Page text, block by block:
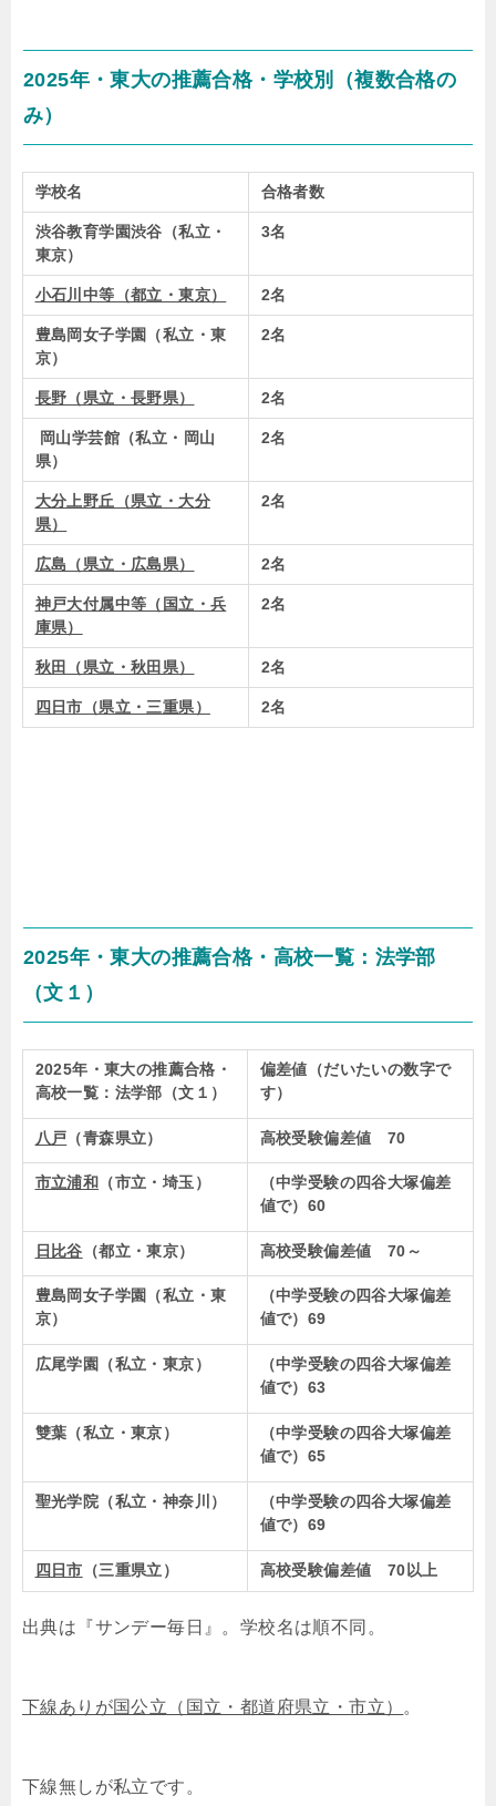
2025年・東大の推薦合格・学校別（複数合格の
み）
学校名 合格者数
渋谷教育学園渋谷（私立・
東京）
3名
小石川中等（都立・東京） 2名
豊島岡女子学園（私立・東
京）
2名
長野（県立・長野県） 2名
岡山学芸館（私立・岡山
県）
2名
大分上野丘（県立・大分
県）
2名
広島（県立・広島県） 2名
神戸大付属中等（国立・兵
庫県）
2名
秋田（県立・秋田県） 2名
四日市（県立・三重県） 2名
2025年・東大の推薦合格・高校一覧：法学部
（文１）
2025年・東大の推薦合格・
高校一覧：法学部（文１）
偏差値（だいたいの数字で
す）
八戸 （青森県立） 高校受験偏差値 70
市立浦和 （市立・埼玉）
（中学受験の四谷大塚偏差
値で）60
日比谷 （都立・東京） 高校受験偏差値 70～
豊島岡女子学園（私立・東
京）
（中学受験の四谷大塚偏差
値で）69
広尾学園（私立・東京）
（中学受験の四谷大塚偏差
値で）63
雙葉（私立・東京）
（中学受験の四谷大塚偏差
値で）65
聖光学院（私立・神奈川）
（中学受験の四谷大塚偏差
値で）69
四日市 （三重県立） 高校受験偏差値 70以上
出典は『サンデー毎日』。学校名は順不同。
下線ありが国公立（国立・都道府県立・市立） 。
下線無しが私立です。